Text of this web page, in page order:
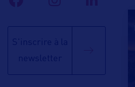
S'inscrire à la
newsletter